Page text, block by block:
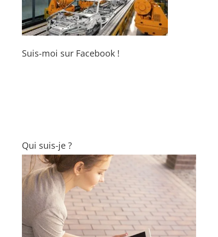
Suis-moi sur Facebook !
Qui suis-je ?